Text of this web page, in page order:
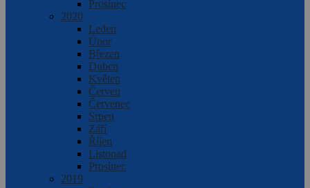
Prosinec
2020
Leden
Únor
Březen
Duben
Květen
Červen
Červenec
Srpen
Září
Říjen
Listopad
Prosinec
2019